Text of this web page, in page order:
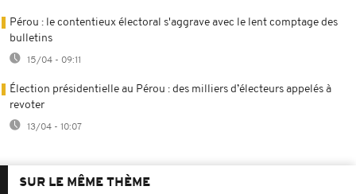
Pérou : le contentieux électoral s'aggrave avec le lent comptage des
bulletins
15/04 - 09:11
Élection présidentielle au Pérou : des milliers d’électeurs appelés à
revoter
13/04 - 10:07
SUR LE MÊME THÈME